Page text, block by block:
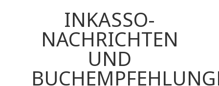
INKASSO-
NACHRICHTEN
UND